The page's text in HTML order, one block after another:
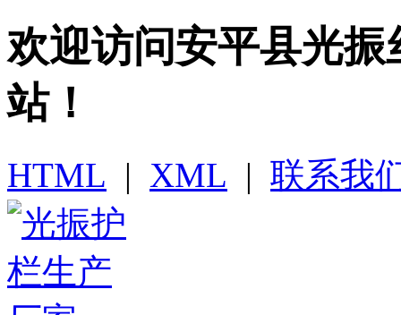
欢迎访问​安平县光
站！
HTML | XML | 联系我